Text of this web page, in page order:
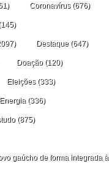
Coronavírus(676)
Destaque (647)
Doação(120)
Eleições(333)
Energia (336)
(875)
gaúcho de forma